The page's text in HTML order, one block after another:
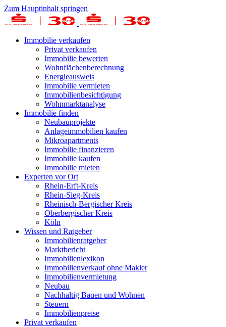
Zum Hauptinhalt springen
Immobilie verkaufen
Privat verkaufen
Immobilie bewerten
Wohnflächenberechnung
Energieausweis
Immobilie vermieten
Immobilienbesichtigung
Wohnmarktanalyse
Immobilie finden
Neubauprojekte
Anlageimmobilien kaufen
Mikroapartments
Immobilie finanzieren
Immobilie kaufen
Immobilie mieten
Experten vor Ort
Rhein-Erft-Kreis
Rhein-Sieg-Kreis
Rheinisch-Bergischer Kreis
Oberbergischer Kreis
Köln
Wissen und Ratgeber
Immobilienratgeber
Marktbericht
Immobilienlexikon
Immobilienverkauf ohne Makler
Immobilienvermietung
Neubau
Nachhaltig Bauen und Wohnen
Steuern
Immobilienpreise
Privat verkaufen